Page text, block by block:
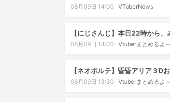
08月09日 14:00 VTuberNews
【にじさんじ】本日22時から
08月09日 14:00 Vtuberまとめるよ
【ネオポルテ】昏昏アリア３D
08月09日 13:30 Vtuberまとめるよ